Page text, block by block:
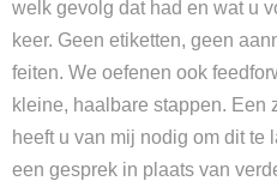
welk gevolg dat had en wat u
keer. Geen etiketten, geen
feiten. We oefenen ook
kleine, haalbare stappen. Een
heeft u van mij nodig om dit te
een gesprek in plaats van